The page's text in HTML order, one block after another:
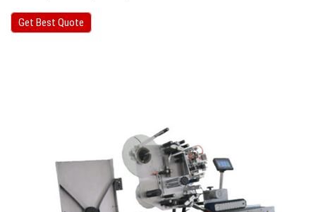
Get Best Quote